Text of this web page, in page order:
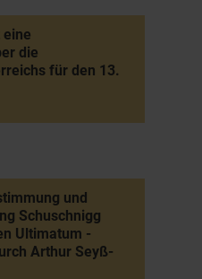
eine
die
für den 13.
und
Schuschnigg
Ultimatum -
Arthur Seyß-